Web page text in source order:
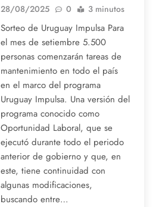
28/08/2025
0 3 minutos
Sorteo de Uruguay Impulsa Para
el mes de setiembre 5.500
personas comenzarán tareas de
mantenimiento en todo el país
en el marco del programa
Uruguay Impulsa. Una versión del
programa conocido como
Oportunidad Laboral, que se
ejecutó durante todo el periodo
anterior de gobierno y que, en
este, tiene continuidad con
algunas modificaciones,
buscando entre…